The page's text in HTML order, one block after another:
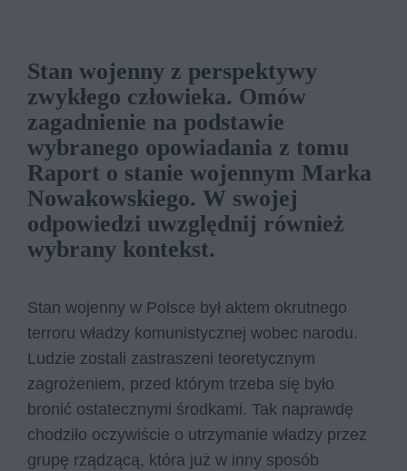
Stan wojenny z perspektywy
zwykłego człowieka. Omów
zagadnienie na podstawie
wybranego opowiadania z tomu
Raport o stanie wojennym Marka
Nowakowskiego. W swojej
odpowiedzi uwzględnij również
wybrany kontekst.
Stan wojenny w Polsce był aktem okrutnego
terroru władzy komunistycznej wobec narodu.
Ludzie zostali zastraszeni teoretycznym
zagrożeniem, przed którym trzeba się było
bronić ostatecznymi środkami. Tak naprawdę
chodziło oczywiście o utrzymanie władzy przez
grupę rządzącą, która już w inny sposób